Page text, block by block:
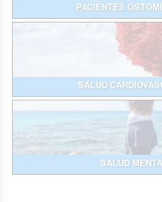
PACIENTES
SALUD
SALUD